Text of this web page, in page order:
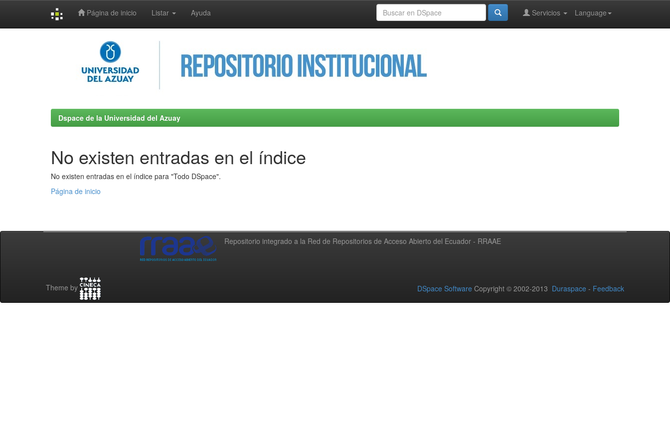
Página de inicio Listar Ayuda Language
Servicios
Dspace de la Universidad del Azuay
No existen entradas en el índice
No existen entradas en el índice para "Todo DSpace".
Página de inicio
Repositorio integrado a la Red de Repositorios de Acceso Abierto del Ecuador - RRAAE
Theme by DSpace Software Copyright © 2002-2013 Duraspace - Feedback